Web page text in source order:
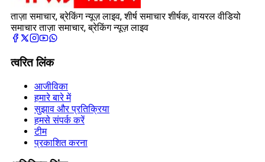
ताज़ा समाचार, ब्रेकिंग न्यूज़ लाइव, शीर्ष समाचार शीर्षक, वायरल वीडियो
समाचार ताज़ा समाचार, ब्रेकिंग न्यूज़ लाइव
त्वरित लिंक
आजीविका
हमारे बारे में
सुझाव और प्रतिक्रिया
हमसे संपर्क करें
टीम
प्रकाशित करना